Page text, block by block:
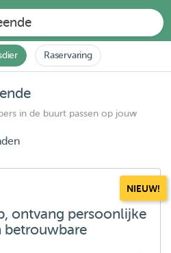
Raservaring
in de buurt passen op jouw
NIEUW!
ontvang persoonlijke
betrouwbare